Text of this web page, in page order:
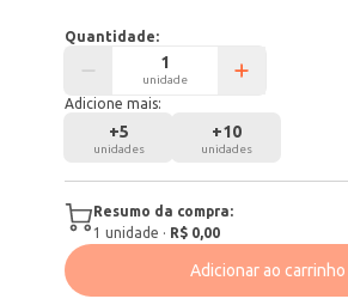
Quantidade:
unidade
Adicione mais:
+5
unidades
+10
unidades
Resumo da compra:
1 unidade · R$ 0,00
Adicionar ao carrinho